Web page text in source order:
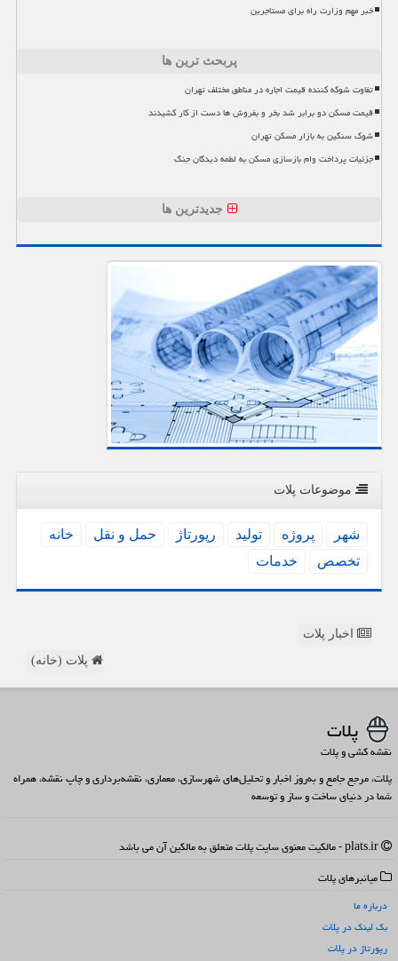
خبر مهم وزارت راه برای مستاجرین
پربحث ترین ها
تفاوت شوکه کننده قیمت اجاره در مناطق مختلف تهران
قیمت مسکن دو برابر شد بخر و بفروش ها دست از کار کشیدند
شوک سنگین به بازار مسکن تهران
جزئیات پرداخت وام بازسازی مسکن به لطمه دیدگان جنگ
جدیدترین ها
موضوعات پلات
شهر پروژه تولید رپورتاژ حمل و نقل
خانه
تخصص
خدمات
اخبار پلات
پلات (خانه)
پلات
نقشه کشی و پلات
پلات، مرجع جامع و به‌روز اخبار و تحلیل‌های شهرسازی، معماری، نقشه‌برداری و چاپ نقشه، همراه
شما در دنیای ساخت و ساز و توسعه
میانبرهای پلات
درباره ما
بک لینک در پلات
رپورتاژ در پلات